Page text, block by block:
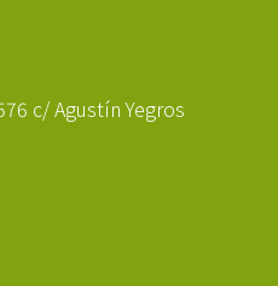
c/ Agustín Yegros